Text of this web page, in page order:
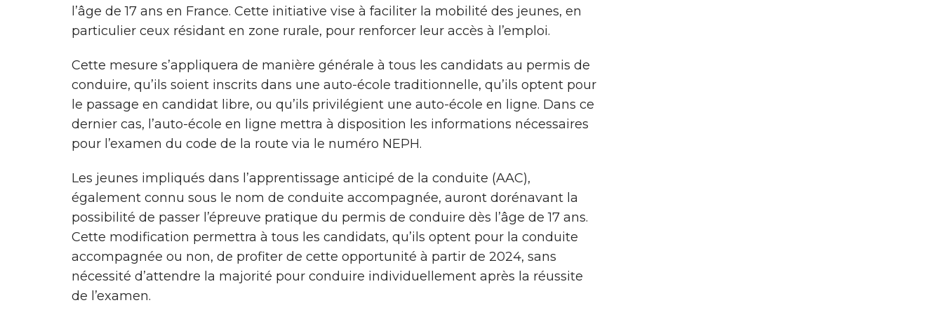
l’âge de 17 ans en France. Cette initiative vise à faciliter la mobilité des jeunes, en
particulier ceux résidant en zone rurale, pour renforcer leur accès à l’emploi.
Cette mesure s’appliquera de manière générale à tous les candidats au permis de
conduire, qu’ils soient inscrits dans une auto-école traditionnelle, qu’ils optent pour
le passage en candidat libre, ou qu’ils privilégient une auto-école en ligne. Dans ce
dernier cas, l’auto-école en ligne mettra à disposition les informations nécessaires
pour l’examen du code de la route via le numéro NEPH.
Les jeunes impliqués dans l’apprentissage anticipé de la conduite (AAC),
également connu sous le nom de conduite accompagnée, auront dorénavant la
possibilité de passer l’épreuve pratique du permis de conduire dès l’âge de 17 ans.
Cette modification permettra à tous les candidats, qu’ils optent pour la conduite
accompagnée ou non, de profiter de cette opportunité à partir de 2024, sans
nécessité d’attendre la majorité pour conduire individuellement après la réussite
de l’examen.